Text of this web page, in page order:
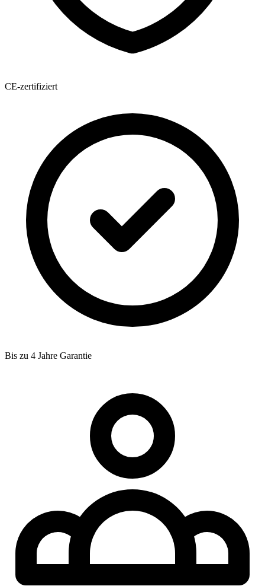
CE-zertifiziert
Bis zu 4 Jahre Garantie